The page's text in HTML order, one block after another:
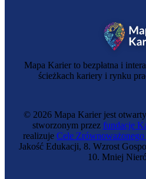
Mapa Karier to bezpłatna i
ścieżkach kariery i rynku
© 2026 Mapa Karier jest
stworzonym przez fundację
realizuje Cele
Jakość Edukacji, 8. Wzrost
10. Mniej